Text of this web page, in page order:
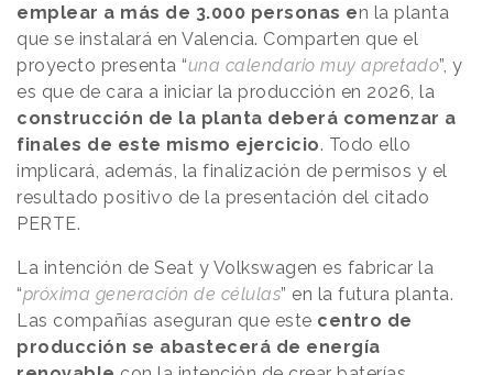
emplear a más de 3.000 personas en la planta
que se instalará en Valencia. Comparten que el
proyecto presenta “una calendario muy apretado”, y
es que de cara a iniciar la producción en 2026, la
construcción de la planta deberá comenzar a
finales de este mismo ejercicio. Todo ello
implicará, además, la finalización de permisos y el
resultado positivo de la presentación del citado
PERTE.
La intención de Seat y Volkswagen es fabricar la
“próxima generación de células” en la futura planta.
Las compañías aseguran que este centro de
producción se abastecerá de energía